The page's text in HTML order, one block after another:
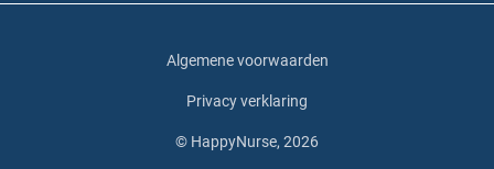
Algemene voorwaarden
Privacy verklaring
© HappyNurse, 2026